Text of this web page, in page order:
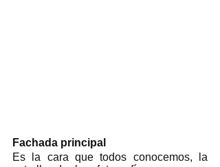
Fachada principal
Es la cara que todos conocemos, la